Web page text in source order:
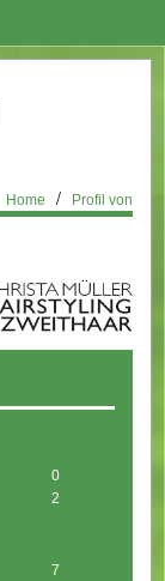
Home Profil von
0
2
7